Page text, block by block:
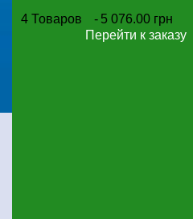
4 Товаров - 5 076.00 грн
Перейти к заказу